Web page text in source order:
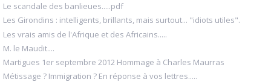
Le scandale des banlieues.....pdf
Les Girondins : intelligents, brillants, mais surtout... "idiots utiles".
Les vrais amis de l'Afrique et des Africains.....
M. le Maudit....
Martigues 1er septembre 2012 Hommage à Charles Maurras
Métissage ? Immigration ? En réponse à vos lettres.....